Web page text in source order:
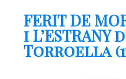
FERIT DE
i
Torroella